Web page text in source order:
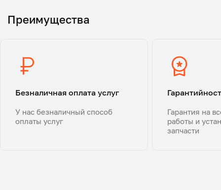
Преимущества
Безналичная оплата услуг
У нас безналичный способ
оплаты услуг
Гарантия на
работы и
запчасти